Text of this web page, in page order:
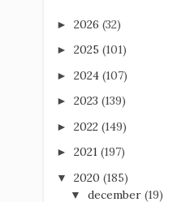
► 2026 (32)
► 2025 (101)
► 2024 (107)
► 2023 (139)
► 2022 (149)
► 2021 (197)
▼ 2020 (185)
▼ december (19)